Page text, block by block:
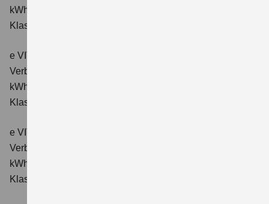
kWh/100km; CO₂-Emissionen kombiniert: 0 g/km; CO₂-
Klasse: A.
e VITARA eAxle Comfort+ (61 kWh-Batterie)
Verbrauchswerte: Energieverbrauch kombiniert: 15,1
kWh/100km; CO₂-Emissionen kombiniert: 0 g/km; CO₂-
Klasse: A.
e VITARA eAxle ALLGRIP-e Comfort+ (61 kWh-Batterie)
Verbrauchswerte: Energieverbrauch kombiniert: 16,6
kWh/100 km; CO₂-Emissionen kombiniert: 0 g/km; CO₂-
Klasse: A.